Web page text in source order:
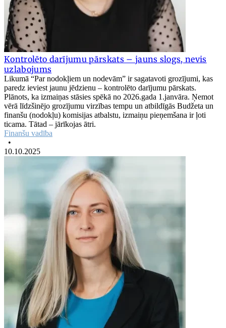
Kontrolēto darījumu pārskats – jauns slogs, nevis
uzlabojums
Likumā “Par nodokļiem un nodevām” ir sagatavoti grozījumi, kas
paredz ieviest jaunu jēdzienu – kontrolēto darījumu pārskats.
Plānots, ka izmaiņas stāsies spēkā no 2026.gada 1.janvāra. Ņemot
vērā līdzšinējo grozījumu virzības tempu un atbildīgās Budžeta un
finanšu (nodokļu) komisijas atbalstu, izmaiņu pieņemšana ir ļoti
ticama. Tātad – jārīkojas ātri.
Finanšu vadība
•
10.10.2025